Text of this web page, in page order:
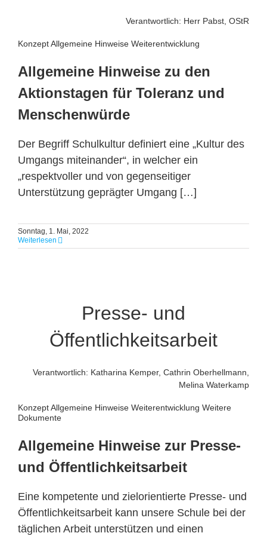
Verantwortlich: Herr Pabst, OStR
Konzept Allgemeine Hinweise Weiterentwicklung
Allgemeine Hinweise zu den
Aktionstagen für Toleranz und
Menschenwürde
Der Begriff Schulkultur definiert eine „Kultur des
Umgangs miteinander“, in welcher ein
„respektvoller und von gegenseitiger
Unterstützung geprägter Umgang […]
Sonntag, 1. Mai, 2022
Weiterlesen
Presse- und
Öffentlichkeitsarbeit
Verantwortlich: Katharina Kemper, Cathrin Oberhellmann,
Melina Waterkamp
Konzept Allgemeine Hinweise Weiterentwicklung Weitere
Dokumente
Allgemeine Hinweise zur Presse-
und Öffentlichkeitsarbeit
Eine kompetente und zielorientierte Presse- und
Öffentlichkeitsarbeit kann unsere Schule bei der
täglichen Arbeit unterstützen und einen